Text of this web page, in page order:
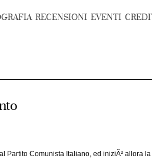
RECENSIONI EVENTI
Comunista Italiano, ed iniziÃ² allora la